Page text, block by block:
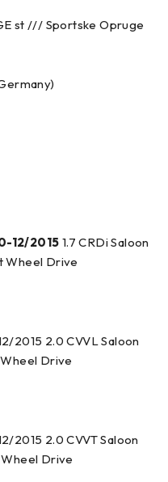
st /// Sportske Opruge
12/2015 1.7 CRDi Saloon
Wheel Drive
2015 2.0 CVVL Saloon
Drive
2015 2.0 CVVT Saloon
Drive